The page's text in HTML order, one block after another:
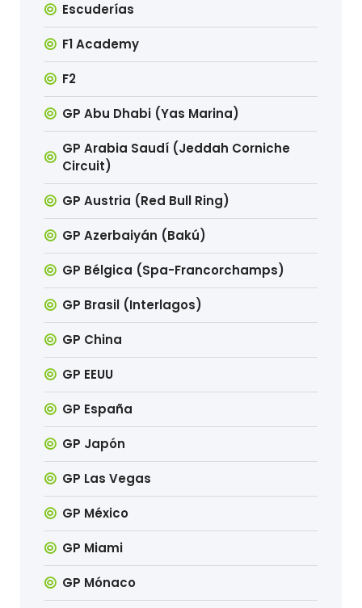
Escuderías
F1 Academy
F2
GP Abu Dhabi (Yas Marina)
GP Arabia Saudí (Jeddah Corniche
Circuit)
GP Austria (Red Bull Ring)
GP Azerbaiyán (Bakú)
GP Bélgica (Spa-Francorchamps)
GP Brasil (Interlagos)
GP China
GP EEUU
GP España
GP Japón
GP Las Vegas
GP México
GP Miami
GP Mónaco